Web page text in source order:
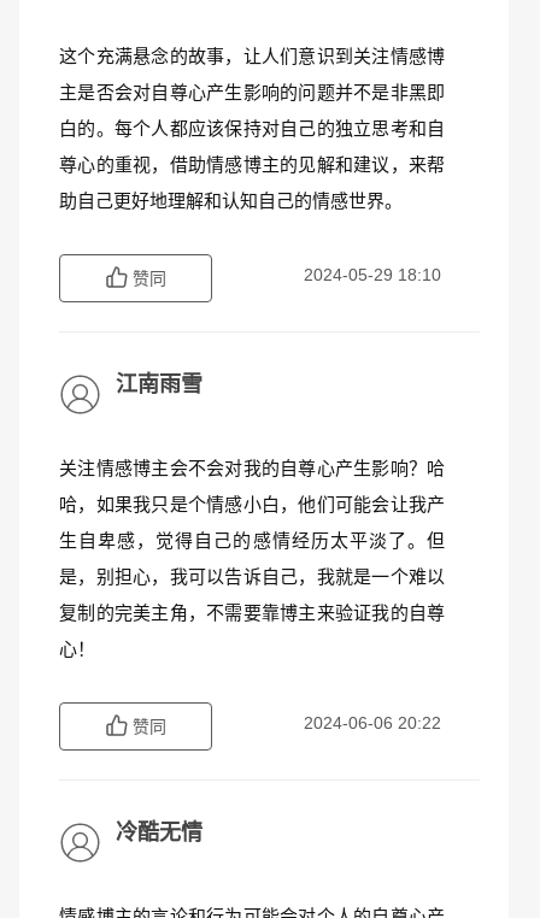
这个充满悬念的故事，让人们意识到关注情感博
主是否会对自尊心产生影响的问题并不是非黑即
白的。每个人都应该保持对自己的独立思考和自
尊心的重视，借助情感博主的见解和建议，来帮
助自己更好地理解和认知自己的情感世界。
赞同 2024-05-29 18:10
江南雨雪
关注情感博主会不会对我的自尊心产生影响？哈
哈，如果我只是个情感小白，他们可能会让我产
生自卑感，觉得自己的感情经历太平淡了。但
是，别担心，我可以告诉自己，我就是一个难以
复制的完美主角，不需要靠博主来验证我的自尊
心！
赞同 2024-06-06 20:22
冷酷无情